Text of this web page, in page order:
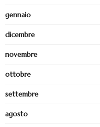
gennaio
dicembre
novembre
ottobre
settembre
agosto